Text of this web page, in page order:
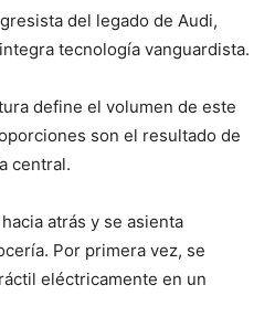
del legado de Audi,
tecnología vanguardista.
define el volumen de este
son el resultado de
central.
atrás y se asienta
Por primera vez, se
eléctricamente en un